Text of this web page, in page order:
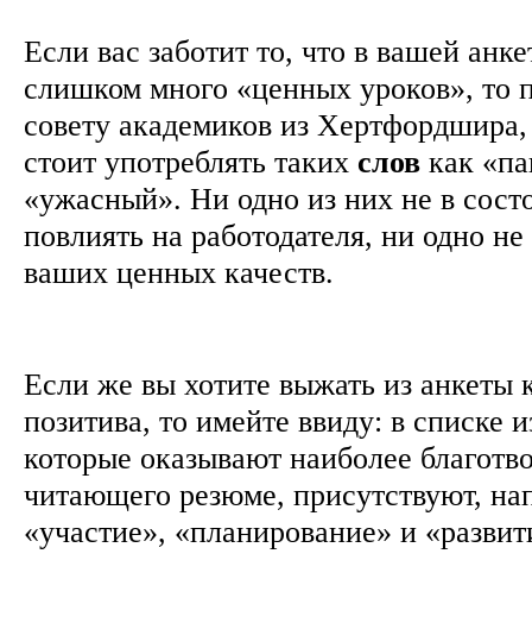
Если вас заботит то, что в вашей
слишком много «ценных уроков», то
совету академиков из
стоит употреблять таких слов как
«ужасный». Ни одно из них не в
повлиять на работодателя, ни одно
ваших ценных качеств.
Если же вы хотите выжать из
позитива, то имейте ввиду: в списке
которые оказывают наиболее
читающего резюме, присутствуют,
«участие», «планирование» и